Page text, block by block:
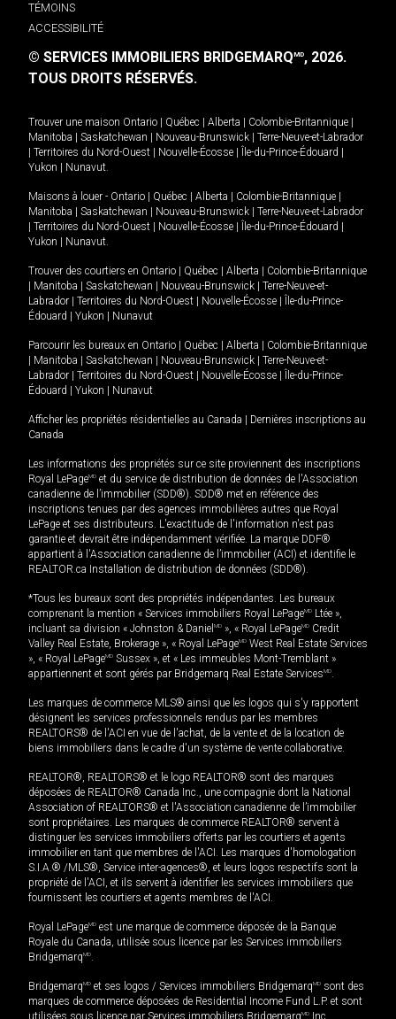
TÉMOINS
ACCESSIBILITÉ
© SERVICES IMMOBILIERS BRIDGEMARQMD, 2026.
TOUS DROITS RÉSERVÉS.
Trouver une maison Ontario | Québec | Alberta | Colombie-Britannique |
Manitoba | Saskatchewan | Nouveau-Brunswick | Terre-Neuve-et-Labrador
| Territoires du Nord-Ouest | Nouvelle-Écosse | Île-du-Prince-Édouard |
Yukon | Nunavut.
Maisons à louer - Ontario | Québec | Alberta | Colombie-Britannique |
Manitoba | Saskatchewan | Nouveau-Brunswick | Terre-Neuve-et-Labrador
| Territoires du Nord-Ouest | Nouvelle-Écosse | Île-du-Prince-Édouard |
Yukon | Nunavut.
Trouver des courtiers en Ontario | Québec | Alberta | Colombie-Britannique
| Manitoba | Saskatchewan | Nouveau-Brunswick | Terre-Neuve-et-
Labrador | Territoires du Nord-Ouest | Nouvelle-Écosse | Île-du-Prince-
Édouard | Yukon | Nunavut
Parcourir les bureaux en Ontario | Québec | Alberta | Colombie-Britannique
| Manitoba | Saskatchewan | Nouveau-Brunswick | Terre-Neuve-et-
Labrador | Territoires du Nord-Ouest | Nouvelle-Écosse | Île-du-Prince-
Édouard | Yukon | Nunavut
Afficher les propriétés résidentielles au Canada | Dernières inscriptions au
Canada
Les informations des propriétés sur ce site proviennent des inscriptions
Royal LePageMD et du service de distribution de données de l'Association
canadienne de l’immobilier (SDD®). SDD® met en référence des
inscriptions tenues par des agences immobilières autres que Royal
LePage et ses distributeurs. L'exactitude de l'information n'est pas
garantie et devrait être indépendamment vérifiée. La marque DDF®
appartient à l'Association canadienne de l’immobilier (ACI) et identifie le
REALTOR.ca Installation de distribution de données (SDD®).
*Tous les bureaux sont des propriétés indépendantes. Les bureaux
comprenant la mention « Services immobiliers Royal LePageMD Ltée »,
incluant sa division « Johnston & Daniel MD », « Royal LePageMD Credit
Valley Real Estate, Brokerage », « Royal LePageMD West Real Estate Services
», « Royal LePageMD Sussex », et « Les immeubles Mont-Tremblant »
appartiennent et sont gérés par Bridgemarq Real Estate ServicesMD.
Les marques de commerce MLS® ainsi que les logos qui s'y rapportent
désignent les services professionnels rendus par les membres
REALTORS® de l'ACI en vue de l'achat, de la vente et de la location de
biens immobiliers dans le cadre d'un système de vente collaborative.
REALTOR®, REALTORS® et le logo REALTOR® sont des marques
déposées de REALTOR® Canada Inc., une compagnie dont la National
Association of REALTORS® et l'Association canadienne de l’immobilier
sont propriétaires. Les marques de commerce REALTOR® servent à
distinguer les services immobiliers offerts par les courtiers et agents
immobilier en tant que membres de l'ACI. Les marques d'homologation
S.I.A.® /MLS®, Service inter-agences®, et leurs logos respectifs sont la
propriété de l'ACI, et ils servent à identifier les services immobiliers que
fournissent les courtiers et agents membres de l'ACI.
Royal LePageMD est une marque de commerce déposée de la Banque
Royale du Canada, utilisée sous licence par les Services immobiliers
BridgemarqMD.
BridgemarqMD et ses logos / Services immobiliers BridgemarqMD sont des
marques de commerce déposées de Residential Income Fund L.P. et sont
utilisées sous licence par Services immobiliers BridgemarqMD Inc.